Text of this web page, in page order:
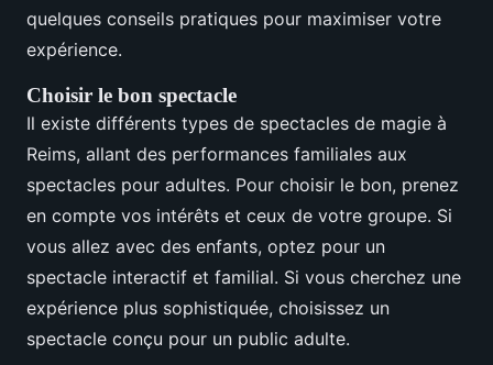
quelques conseils pratiques pour maximiser votre
expérience.
Choisir le bon spectacle
Il existe différents types de spectacles de magie à
Reims, allant des performances familiales aux
spectacles pour adultes. Pour choisir le bon, prenez
en compte vos intérêts et ceux de votre groupe. Si
vous allez avec des enfants, optez pour un
spectacle interactif et familial. Si vous cherchez une
expérience plus sophistiquée, choisissez un
spectacle conçu pour un public adulte.